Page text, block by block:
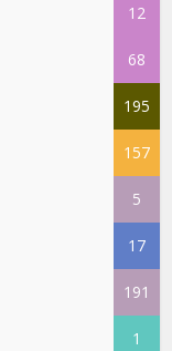
12
68
195
157
5
17
191
1